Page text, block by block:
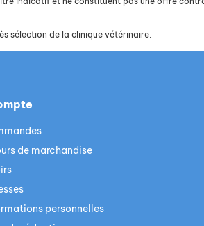
sélection de la clinique vétérinaire.
de marchandise
personnelles